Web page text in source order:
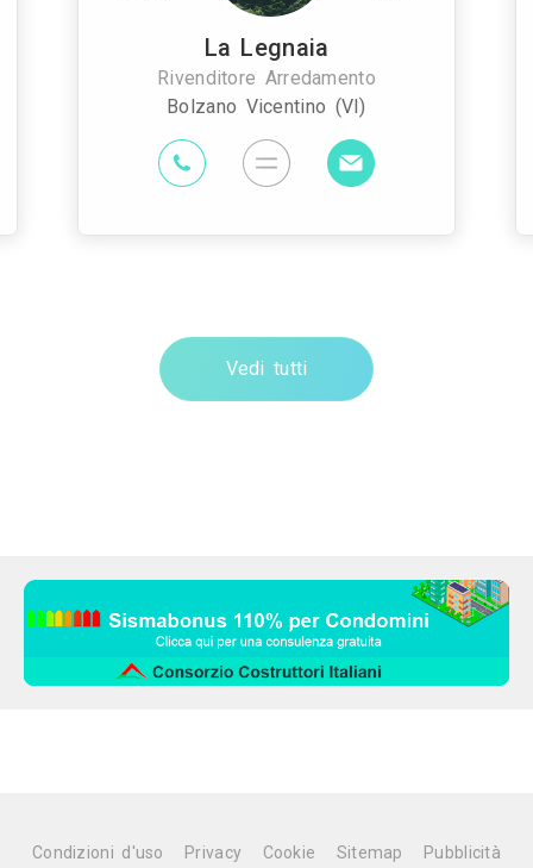
La Legnaia
Rivenditore Arredamento
Bolzano Vicentino (VI)
Vedi tutti
Condizioni d'uso Privacy Cookie Sitemap Pubblicità